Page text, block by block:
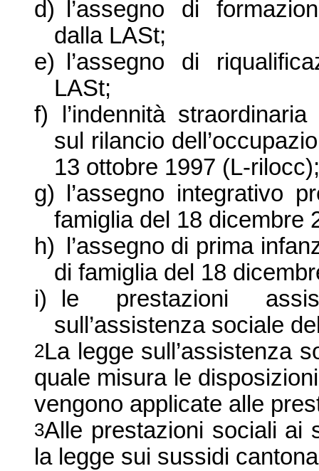
d)
l’assegno di
dalla LASt;
e)
l’assegno di
LASt;
f)
l’indennità
sul rilancio
13 ottobre 1997 (L-rilocc);
g)
l’assegno integrativo
famiglia del 18 dicembre
h)
l’assegno di prima
di famiglia del 18
i)
le prestazioni
sull’assistenza sociale
2La legge sull’assistenza
quale misura le
vengono applicate alle
3Alle prestazioni sociali ai
la legge sui sussidi